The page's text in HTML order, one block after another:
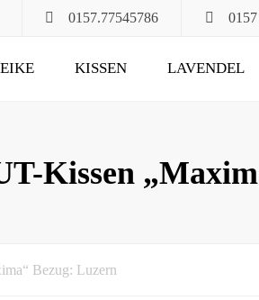
0157.77545786
KISSEN
MAXIMA
LAVENDEL
FÜR MUND, HALS
Kissen
Bezug: Luzern